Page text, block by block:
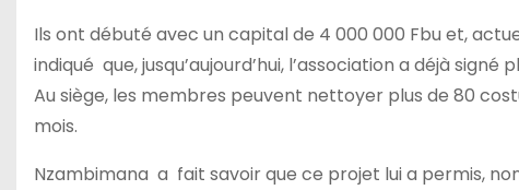
Ils ont débuté avec un capital de 4 000 000 Fbu et,
indiqué que, jusqu’aujourd’hui, l’association a déjà
Au siège, les membres peuvent nettoyer plus de 80
mois.
Nzambimana a fait savoir que ce projet lui a permis,